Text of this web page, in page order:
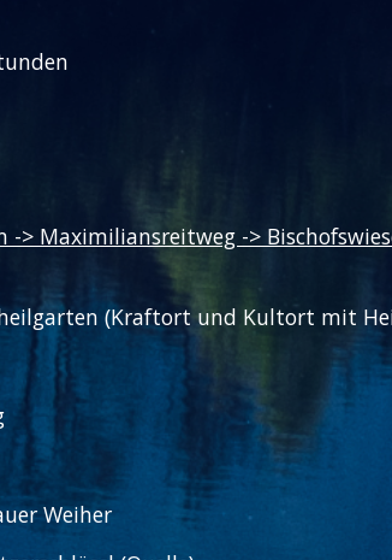
> Maximiliansreitweg ->
(Kraftort und Kultort mit
Weiher